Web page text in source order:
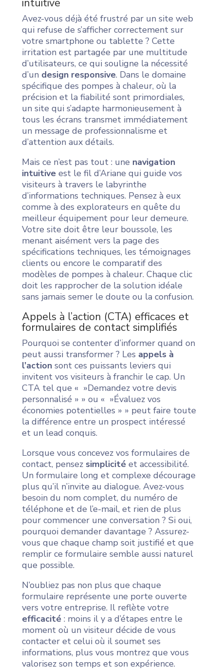
intuitive
Avez-vous déjà été frustré par un site web
qui refuse de s’afficher correctement sur
votre smartphone ou tablette ? Cette
irritation est partagée par une multitude
d’utilisateurs, ce qui souligne la nécessité
d’un design responsive. Dans le domaine
spécifique des pompes à chaleur, où la
précision et la fiabilité sont primordiales,
un site qui s’adapte harmonieusement à
tous les écrans transmet immédiatement
un message de professionnalisme et
d’attention aux détails.
Mais ce n’est pas tout : une navigation
intuitiveest le fil d’Ariane qui guide vos
visiteurs à travers le labyrinthe
d’informations techniques. Pensez à eux
comme à des explorateurs en quête du
meilleur équipement pour leur demeure.
Votre site doit être leur boussole, les
menant aisément vers la page des
spécifications techniques, les témoignages
clients ou encore le comparatif des
modèles de pompes à chaleur. Chaque clic
doit les rapprocher de la solution idéale
sans jamais semer le doute ou la confusion.
Appels à l’action (CTA) efficaces et
formulaires de contact simplifiés
Pourquoi se contenter d’informer quand on
peut aussi transformer ? Les appels à
l’actionsont ces puissants leviers qui
invitent vos visiteurs à franchir le cap. Un
CTA tel que « »Demandez votre devis
personnalisé » » ou « »Évaluez vos
économies potentielles » » peut faire toute
la différence entre un prospect intéressé
et un lead conquis.
Lorsque vous concevez vos formulaires de
contact, pensez simplicitéet accessibilité.
Un formulaire long et complexe décourage
plus qu’il n’invite au dialogue. Avez-vous
besoin du nom complet, du numéro de
téléphone et de l’e-mail, et rien de plus
pour commencer une conversation ? Si oui,
pourquoi demander davantage ? Assurez-
vous que chaque champ soit justifié et que
remplir ce formulaire semble aussi naturel
que possible.
N’oubliez pas non plus que chaque
formulaire représente une porte ouverte
vers votre entreprise. Il reflète votre
efficacité: moins il y a d’étapes entre le
moment où un visiteur décide de vous
contacter et celui où il soumet ses
informations, plus vous montrez que vous
valorisez son temps et son expérience.